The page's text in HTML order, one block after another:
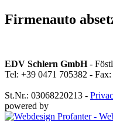
Firmenauto
EDV Schlern GmbH-
Tel: +39 0471 705382 -
St.Nr.: 03068220213 -
powered by